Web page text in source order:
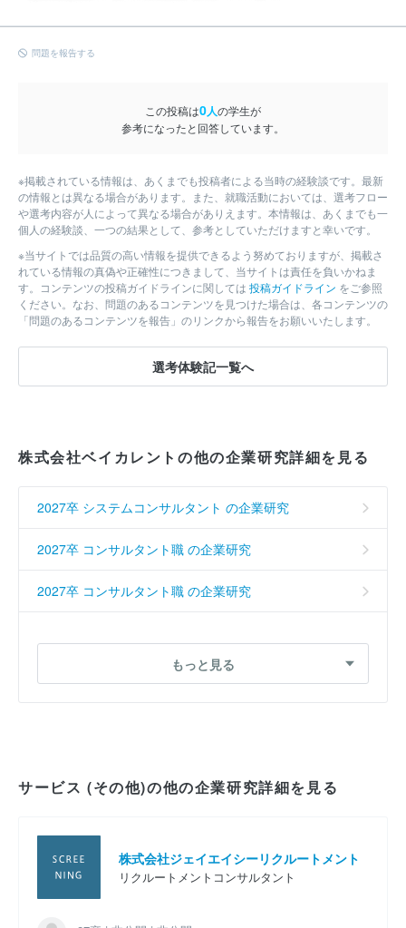
問題を報告する
この投稿は0人の学生が
参考になったと回答しています。
※掲載されている情報は、あくまでも投稿者による当時の経験談です。最新
の情報とは異なる場合があります。また、就職活動においては、選考フロー
や選考内容が人によって異なる場合がありえます。本情報は、あくまでも一
個人の経験談、一つの結果として、参考としていただけますと幸いです。
※当サイトでは品質の高い情報を提供できるよう努めておりますが、掲載さ
れている情報の真偽や正確性につきまして、当サイトは責任を負いかねま
す。コンテンツの投稿ガイドラインに関しては 投稿ガイドライン をご参照
ください。なお、問題のあるコンテンツを見つけた場合は、各コンテンツの
「問題のあるコンテンツを報告」のリンクから報告をお願いいたします。
選考体験記一覧へ
株式会社ベイカレントの他の企業研究詳細を見る
2027卒 システムコンサルタント の企業研究
2027卒 コンサルタント職 の企業研究
2027卒 コンサルタント職 の企業研究
2027卒 システムコンサルタント の企業研究
2027卒 システムコンサルタント の企業研究
2027卒 コンサルタント職 の企業研究
2027卒 コンサルタントサポート の企業研究
もっと見る
サービス (その他)の他の企業研究詳細を見る
株式会社ジェイエイシーリクルートメント
リクルートメントコンサルタント